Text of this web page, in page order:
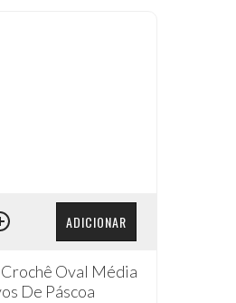
ADICIONAR
Crochê Oval Média
De Páscoa